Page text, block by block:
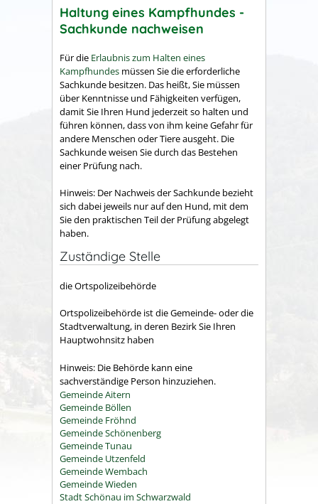
Haltung eines Kampfhundes -
Sachkunde nachweisen
Für die Erlaubnis zum Halten eines
Kampfhundes müssen Sie die erforderliche
Sachkunde besitzen. Das heißt, Sie müssen
über Kenntnisse und Fähigkeiten verfügen,
damit Sie Ihren Hund jederzeit so halten und
führen können, dass von ihm keine Gefahr für
andere Menschen oder Tiere ausgeht. Die
Sachkunde weisen Sie durch das Bestehen
einer Prüfung nach.
Hinweis: Der Nachweis derSachkunde bezieht
sich dabei jeweils nur auf den Hund, mit dem
Sie den praktischen Teil der Prüfung abgelegt
haben.
Zuständige Stelle
die Ortspolizeibehörde
Ortspolizeibehörde ist die Gemeinde- oder die
Stadtverwaltung, in deren Bezirk Sie Ihren
Hauptwohnsitz haben
Hinweis: Die Behörde kann eine
sachverständige Person hinzuziehen.
Gemeinde Aitern
Gemeinde Böllen
Gemeinde Fröhnd
Gemeinde Schönenberg
Gemeinde Tunau
Gemeinde Utzenfeld
Gemeinde Wembach
Gemeinde Wieden
Stadt Schönau im Schwarzwald